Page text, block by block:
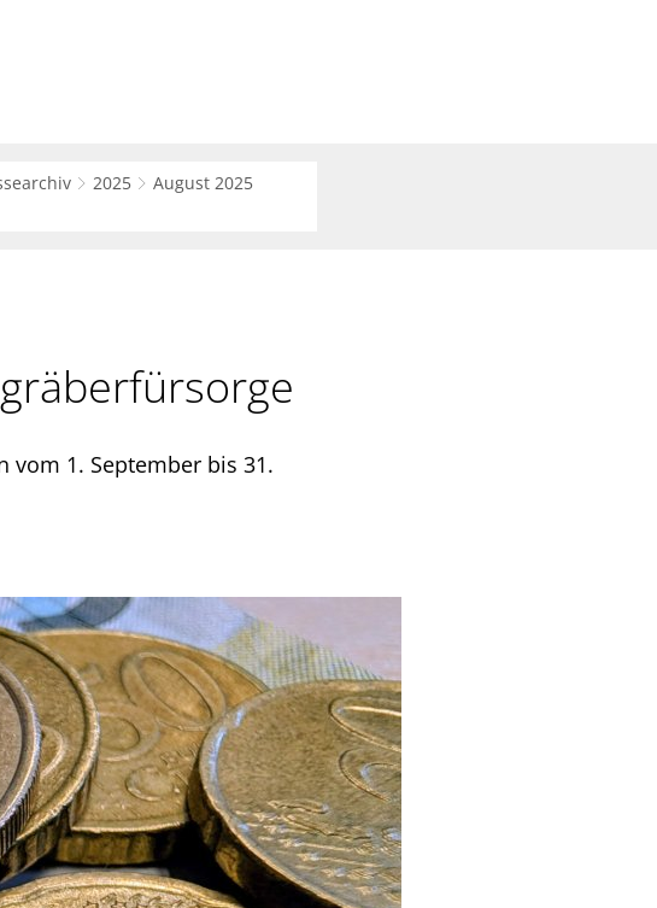
2025
August 2025
vom 1. September bis 31.